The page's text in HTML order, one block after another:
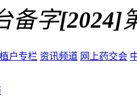
备字[2024]
户专栏 资讯频道 网上药交会